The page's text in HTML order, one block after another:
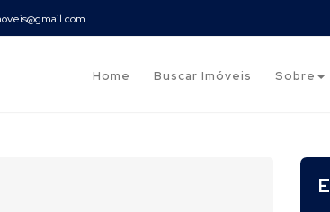
Home Buscar Imóveis Sobre